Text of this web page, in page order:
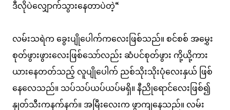
ဒီလိုပဲလျှောက်သွားနေတာပဲတဲ့“
လမ်းသရဲက ခွေးပျိုပေါက်ကလေးဖြစ်သည်။ စင်စစ် အမွှေး
စုတ်ဖွားဖွားလေးဖြစ်သော်လည်း ဆံပင်စုတ်ဖွား ကို့ယို့ကား
ယားနေတတ်သည့် လူပျိုပေါက် ညစ်သိုးသိုးပုံလေးနှယ် ဖြစ်
နေလေသည်။ သပ်သပ်ယပ်ယပ်မရှိ။ နီညိုရောင်လေးဖြစ်၍
နှုတ်သီးကနက်နက်။ အမြီးလေးက ဖွာကျနေသည်။ လမ်း